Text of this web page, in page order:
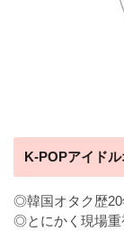
K-POPアイド
◎韓国オタク歴20
◎とにかく現場重